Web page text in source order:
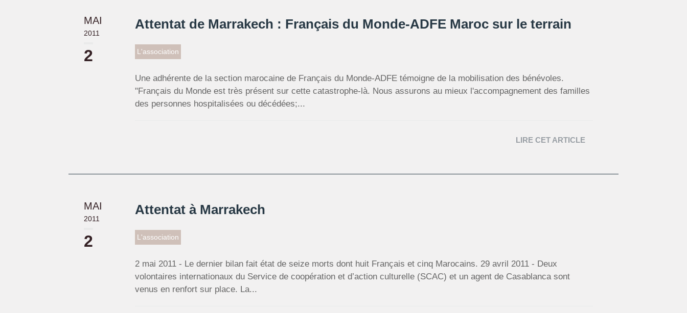
MAI
2011
2
Attentat de Marrakech : Français du Monde-ADFE Maroc sur le terrain
L'association
Une adhérente de la section marocaine de Français du Monde-ADFE témoigne de la mobilisation des bénévoles.
"Français du Monde est très présent sur cette catastrophe-là. Nous assurons au mieux l'accompagnement des familles
des personnes hospitalisées ou décédées;...
LIRE CET ARTICLE
MAI
2011
2
Attentat à Marrakech
L'association
2 mai 2011 - Le dernier bilan fait état de seize morts dont huit Français et cinq Marocains. 29 avril 2011 - Deux
volontaires internationaux du Service de coopération et d’action culturelle (SCAC) et un agent de Casablanca sont
venus en renfort sur place. La...